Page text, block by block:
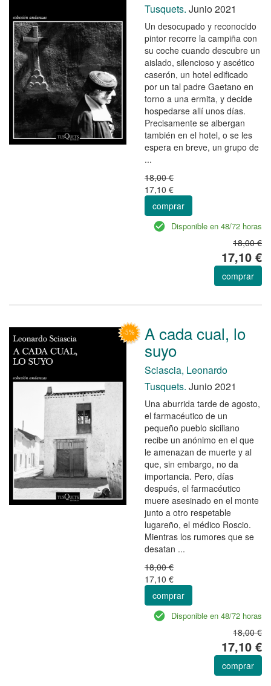
Tusquets. Junio 2021
Un desocupado y reconocido
pintor recorre la campiña con
su coche cuando descubre un
aislado, silencioso y ascético
caserón, un hotel edificado
por un tal padre Gaetano en
torno a una ermita, y decide
hospedarse allí unos días.
Precisamente se albergan
también en el hotel, o se les
espera en breve, un grupo de
...
18,00 €
17,10 €
comprar
Disponible en 48/72 horas
18,00 €
17,10 €
comprar
A cada cual, lo
suyo
Sciascia, Leonardo
Tusquets. Junio 2021
Una aburrida tarde de agosto,
el farmacéutico de un
pequeño pueblo siciliano
recibe un anónimo en el que
le amenazan de muerte y al
que, sin embargo, no da
importancia. Pero, días
después, el farmacéutico
muere asesinado en el monte
junto a otro respetable
lugareño, el médico Roscio.
Mientras los rumores que se
desatan ...
18,00 €
17,10 €
comprar
Disponible en 48/72 horas
18,00 €
17,10 €
comprar